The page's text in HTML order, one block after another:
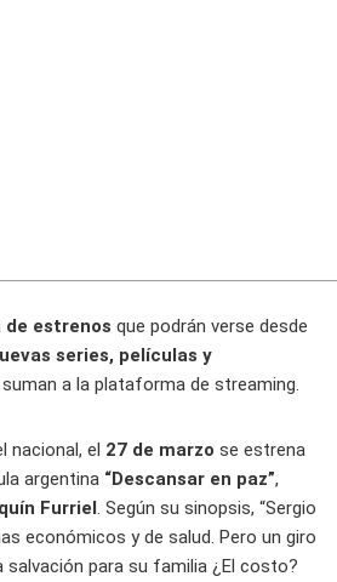
de estrenos que podrán verse desde
series, películas y
a la plataforma de streaming.
nacional, el 27 de marzo se estrena
argentina “Descansar en paz”,
Furriel. Según su sinopsis, “Sergio
económicos y de salud. Pero un giro
salvación para su familia ¿El costo?